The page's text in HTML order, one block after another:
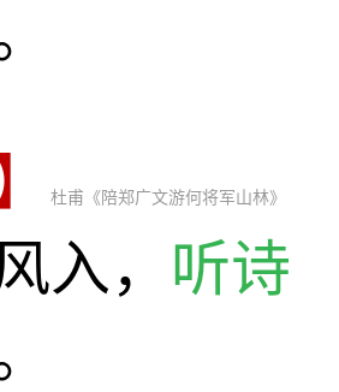
杜甫《陪郑广文游何将军山林》
入， 听诗